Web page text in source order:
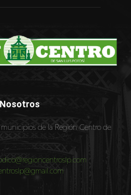
Nosotros
de la Región Centro de